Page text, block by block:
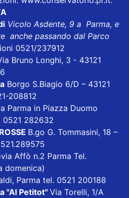
Vicolo Asdente, 9 a Parma, e
anche passando dal Parco
0521/237912
Bruno Longhi, 3 - 43121
Borgo S.Biagio 6/D – 43121
208812
a Parma in Piazza Duomo
0521 282632
B.go G. Tommasini, 18 –
via Affò n.2 Parma Tel.
domenica)
Parma tel. 0521 200188
"Al Petitot" Via Torelli, 1/A